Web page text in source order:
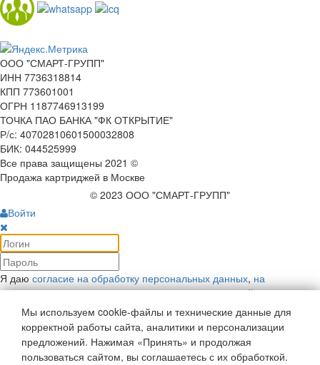
ООО "СМАРТ-ГРУПП"
ИНН 7736318814
КПП 773601001
ОГРН 1187746913199
ТОЧКА ПАО БАНКА "ФК ОТКРЫТИЕ"
Р/с: 40702810601500032808
БИК: 044525999
Все права защищены 2021 ©
Продажа картриджей в Москве
© 2023 ООО "СМАРТ-ГРУПП"
Войти
Я даю согласие на обработку персональных данных, на
рекламную коммуникациюи соглашаюсь сполитикой
конфиденциальности
Войти
Напомнить пароль
Войти как пользователь:
Мы используем cookie-файлы и технические данные для
корректной работы сайта, аналитики и персонализации
предложений. Нажимая «Принять» и продолжая
пользоваться сайтом, вы соглашаетесь с их обработкой.